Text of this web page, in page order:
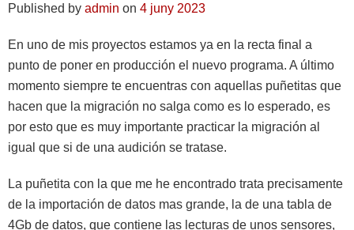
Published by admin on 4 juny 2023
En uno de mis proyectos estamos ya en la recta final a
punto de poner en producción el nuevo programa. A último
momento siempre te encuentras con aquellas puñetitas que
hacen que la migración no salga como es lo esperado, es
por esto que es muy importante practicar la migración al
igual que si de una audición se tratase.
La puñetita con la que me he encontrado trata precisamente
de la importación de datos mas grande, la de una tabla de
4Gb de datos, que contiene las lecturas de unos sensores,